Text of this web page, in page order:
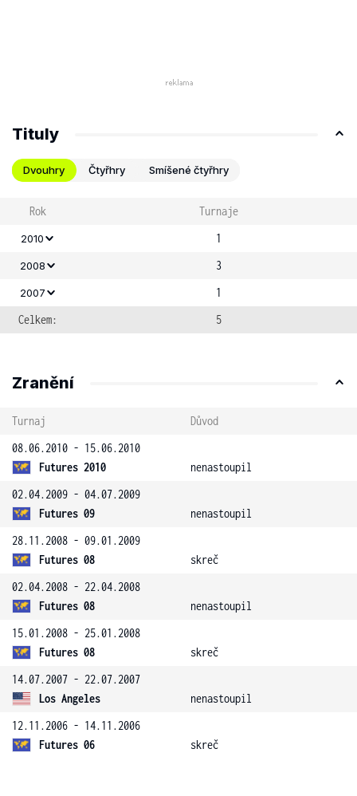
Tituly
Dvouhry Čtyřhry Smíšené čtyřhry
Rok Turnaje
2010 1
2008 3
2007
1
Celkem:
5
Zranění
Turnaj
Důvod
08.06.2010 - 15.06.2010
Futures 2010
nenastoupil
02.04.2009 - 04.07.2009
Futures 09
nenastoupil
28.11.2008 - 09.01.2009
Futures 08
skreč
02.04.2008 - 22.04.2008
Futures 08
nenastoupil
15.01.2008 - 25.01.2008
Futures 08
skreč
14.07.2007 - 22.07.2007
Los Angeles
nenastoupil
12.11.2006 - 14.11.2006
Futures 06
skreč